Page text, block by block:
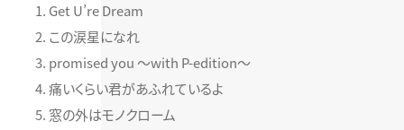
Get U’re Dream
この涙星になれ
promised you ～with P-edition～
痛いくらい君があふれているよ
窓の外はモノクローム